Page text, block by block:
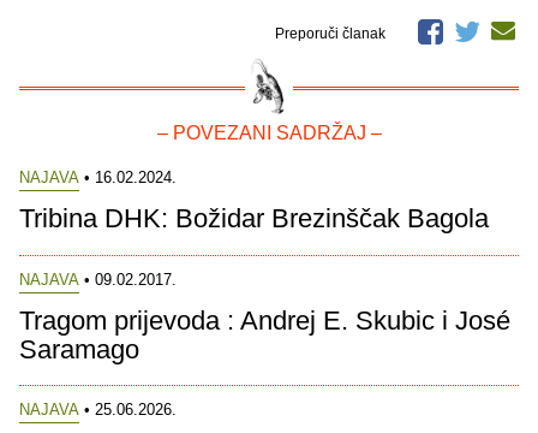
Preporuči članak
– POVEZANI SADRŽAJ –
NAJAVA • 16.02.2024.
Tribina DHK: Božidar Brezinščak Bagola
NAJAVA • 09.02.2017.
Tragom prijevoda : Andrej E. Skubic i José
Saramago
NAJAVA • 25.06.2026.